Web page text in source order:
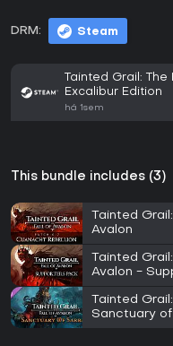
DRM: Steam
Tainted Grail:
Excalibur Edition
há 1sem
This bundle includes (3)
Tainted
Avalon
Tainted
Avalon -
Tainted
Sanctuary